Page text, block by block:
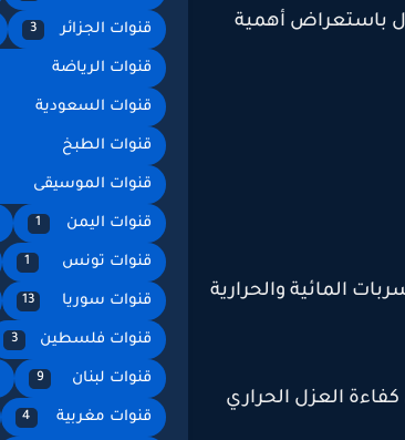
باستعراض أهمية
المائية والحرارية
العزل الحراري
قنوات الجزائر 3
قنوات الرياضة
قنوات السعودية
قنوات الطبخ
قنوات الموسيقى
قنوات اليمن 1
قنوات تونس 1
قنوات سوريا 13
قنوات فلسطين 3
قنوات لبنان 9
قنوات مغربية 4